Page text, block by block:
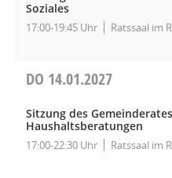
Soziales
17:00-19:45 Uhr Ratssaal im
DO 14.01.2027
Sitzung des Gemeinderates
Haushaltsberatungen
17:00-22:30 Uhr Ratssaal im